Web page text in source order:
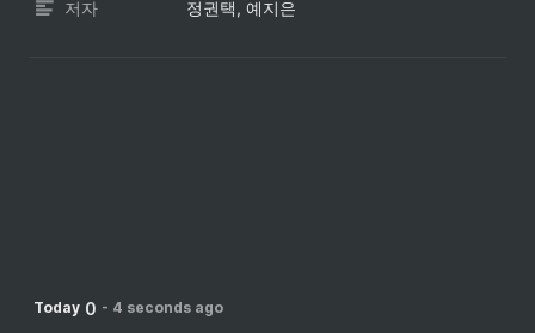
저자 정권택, 예지은
Today 0 - 4 seconds ago